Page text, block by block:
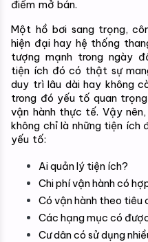
điểm mở bán.
Một hồ bơi sang trọng,
hiện đại hay hệ thống
tượng mạnh trong ngày
tiện ích đó có thật sự
duy trì lâu dài hay không
trong đó yếu tố quan
vận hành thực tế. Vậy
không chỉ là những tiện
yếu tố:
Ai quản lý tiện ích?
Chi phí vận hành có
Có vận hành theo tiêu
Các hạng mục có
Cư dân có sử dụng